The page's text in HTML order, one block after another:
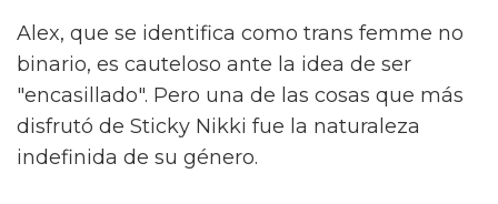
Alex, que se identifica como trans femme no
binario, es cauteloso ante la idea de ser
"encasillado". Pero una de las cosas que más
disfrutó de Sticky Nikki fue la naturaleza
indefinida de su género.